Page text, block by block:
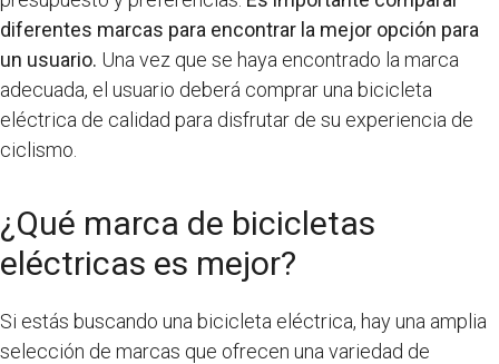
diferentes marcas para encontrar la mejor opción para
un usuario. Una vez que se haya encontrado la marca
adecuada, el usuario deberá comprar una bicicleta
eléctrica de calidad para disfrutar de su experiencia de
ciclismo.
¿Qué marca de bicicletas
eléctricas es mejor?
Si estás buscando una bicicleta eléctrica, hay una amplia
selección de marcas que ofrecen una variedad de